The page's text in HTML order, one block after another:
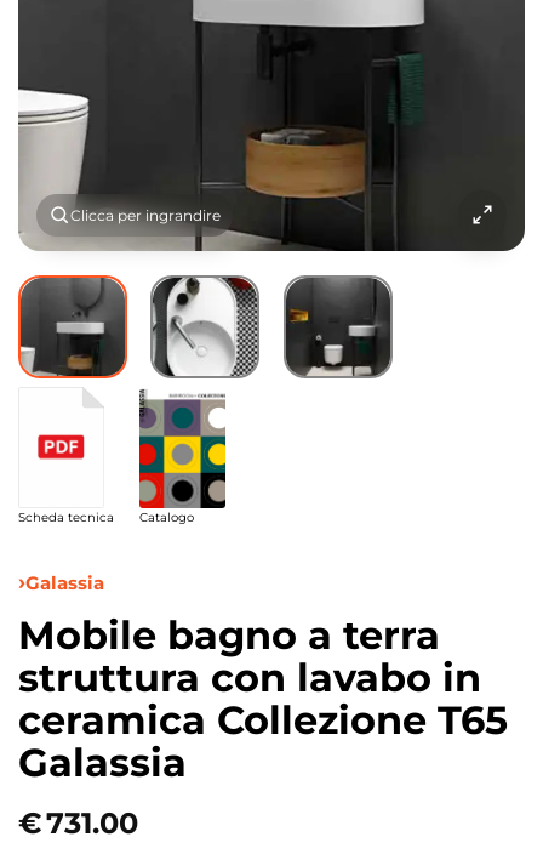
Clicca per ingrandire
Scheda tecnica Catalogo
Galassia
Mobile bagno a terra
struttura con lavabo in
ceramica Collezione T65
Galassia
€731.00